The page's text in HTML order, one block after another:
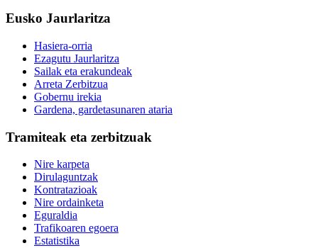
Eusko Jaurlaritza
Hasiera-orria
Ezagutu Jaurlaritza
Sailak eta erakundeak
Arreta Zerbitzua
Gobernu irekia
Gardena, gardetasunaren ataria
Tramiteak eta zerbitzuak
Nire karpeta
Dirulaguntzak
Kontratazioak
Nire ordainketa
Eguraldia
Trafikoaren egoera
Estatistika